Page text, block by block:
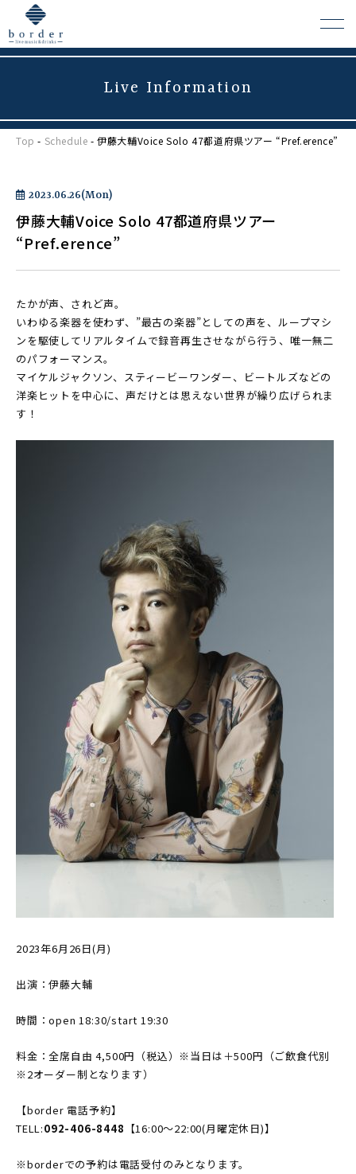
よくある質問
Live Information
Top - Schedule - 伊藤大輔Voice Solo 47都道府県ツアー “Pref.erence”
2023.06.26(Mon)
伊藤大輔Voice Solo 47都道府県ツアー
“Pref.erence”
たかが声、されど声。
いわゆる楽器を使わず、”最古の楽器”としての声を、ループマシ
ンを駆使してリアルタイムで録音再生させながら行う、唯一無二
のパフォーマンス。
マイケルジャクソン、スティービーワンダー、ビートルズなどの
洋楽ヒットを中心に、声だけとは思えない世界が繰り広げられま
す！
2023年6月26日(月)
出演：伊藤大輔
時間：open 18:30/start 19:30
料金：全席自由 4,500円（税込）※当日は＋500円（ご飲食代別
※2オーダー制となります）
【border 電話予約】
TELL:092-406-8448 【16:00〜22:00(月曜定休日)】
※borderでの予約は電話受付のみとなります。